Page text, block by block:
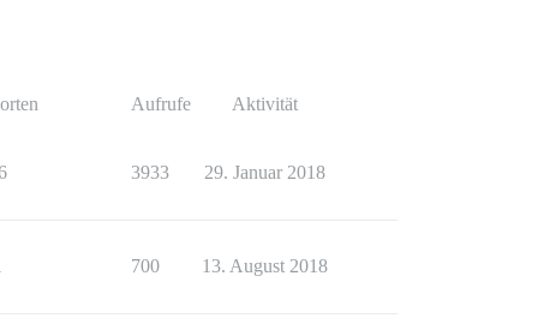
Aufrufe Aktivität
3933 29. Januar 2018
700 13. August 2018